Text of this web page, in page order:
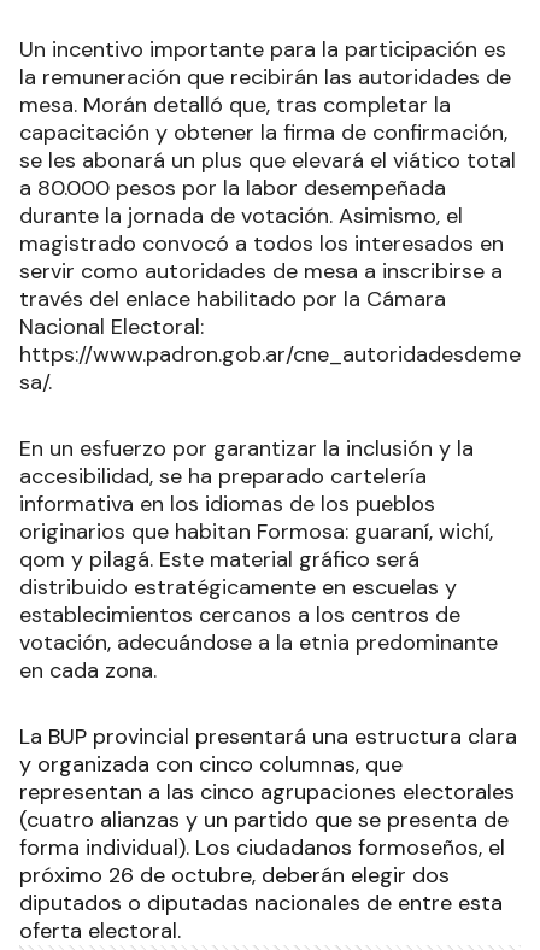
Un incentivo importante para la participación es
la remuneración que recibirán las autoridades de
mesa. Morán detalló que, tras completar la
capacitación y obtener la firma de confirmación,
se les abonará un plus que elevará el viático total
a 80.000 pesos por la labor desempeñada
durante la jornada de votación. Asimismo, el
magistrado convocó a todos los interesados en
servir como autoridades de mesa a inscribirse a
través del enlace habilitado por la Cámara
Nacional Electoral:
https://www.padron.gob.ar/cne_autoridadesdeme
sa/.
En un esfuerzo por garantizar la inclusión y la
accesibilidad, se ha preparado cartelería
informativa en los idiomas de los pueblos
originarios que habitan Formosa: guaraní, wichí,
qom y pilagá. Este material gráfico será
distribuido estratégicamente en escuelas y
establecimientos cercanos a los centros de
votación, adecuándose a la etnia predominante
en cada zona.
La BUP provincial presentará una estructura clara
y organizada con cinco columnas, que
representan a las cinco agrupaciones electorales
(cuatro alianzas y un partido que se presenta de
forma individual). Los ciudadanos formoseños, el
próximo 26 de octubre, deberán elegir dos
diputados o diputadas nacionales de entre esta
oferta electoral.